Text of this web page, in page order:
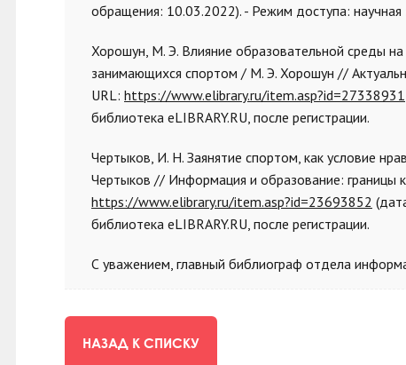
обращения: 10.03.2022). - Режим доступа: научная
Хорошун, М. Э. Влияние образовательной среды
занимающихся спортом / М. Э. Хорошун //
URL: https://www.elibrary.ru/item.asp?id=27338931
библиотека eLIBRARY.RU, после регистрации.
Чертыков, И. Н. Заянятие спортом, как условие
Чертыков // Информация и образование: границы
https://www.elibrary.ru/item.asp?id=23693852
библиотека eLIBRARY.RU, после регистрации.
С уважением, главный библиограф отдела
НАЗАД К СПИСКУ